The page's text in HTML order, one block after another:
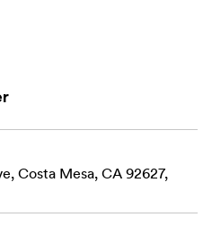
Costa Mesa, CA 92627,